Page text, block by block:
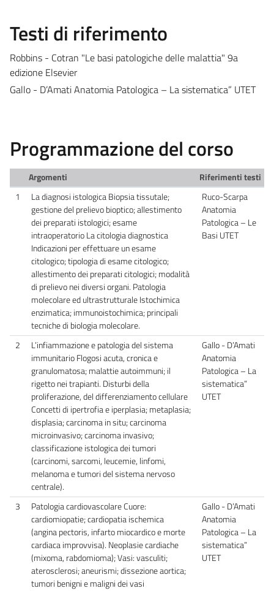
Testi di riferimento
Robbins - Cotran "Le basi patologiche delle malattia" 9a
edizione Elsevier
Gallo - D’Amati Anatomia Patologica – La sistematica” UTET
Programmazione del corso
Argomenti
Riferimenti testi
1
La diagnosi istologica Biopsia tissutale;
gestione del prelievo bioptico; allestimento
dei preparati istologici; esame
intraoperatorio La citologia diagnostica
Indicazioni per effettuare un esame
citologico; tipologia di esame citologico;
allestimento dei preparati citologici; modalità
di prelievo nei diversi organi. Patologia
molecolare ed ultrastrutturale Istochimica
enzimatica; immunoistochimica; principali
tecniche di biologia molecolare.
Ruco-Scarpa
Anatomia
Patologica – Le
Basi UTET
2
L’infiammazione e patologia del sistema
immunitario Flogosi acuta, cronica e
granulomatosa; malattie autoimmuni; il
rigetto nei trapianti. Disturbi della
proliferazione, del differenziamento cellulare
Concetti di ipertrofia e iperplasia; metaplasia;
displasia; carcinoma in situ; carcinoma
microinvasivo; carcinoma invasivo;
classificazione istologica dei tumori
(carcinomi, sarcomi, leucemie, linfomi,
melanoma e tumori del sistema nervoso
centrale).
Gallo - D’Amati
Anatomia
Patologica – La
sistematica”
UTET
3
Patologia cardiovascolare Cuore:
cardiomiopatie; cardiopatia ischemica
(angina pectoris, infarto miocardico e morte
cardiaca improvvisa). Neoplasie cardiache
(mixoma, rabdomioma); Vasi: vasculiti;
aterosclerosi; aneurismi; dissezione aortica;
tumori benigni e maligni dei vasi
Gallo - D’Amati
Anatomia
Patologica – La
sistematica”
UTET